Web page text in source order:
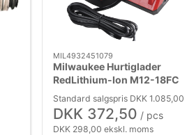
MIL4932451079
Milwaukee Hurtiglader
RedLithium-Ion M12-18FC
Standard salgspris DKK 1.085,00
DKK 372,50 / pcs
DKK 298,00 ekskl. moms